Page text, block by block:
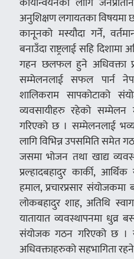
अनुशिक्षण लगायतका
कानूनको मस्यौदा गर्ने,
बनाउँदा राष्ट्रलाई सहि
गहन छलफल हुने अधिवक्ता
सम्मेलनलाई सफल पार्न
शालिकराम सापकोटाको
व्यवसायीहरु रहेको
गरिएको छ । सम्मेलनलाई
लागि विभिन्न उपसमिति समेत
जसमा भोजन तथा खाद्य
प्रल्हादबहादुर कार्की,
हमाल, प्रचारप्रसार
लोकबहादुर शाह, अतिथि
यातायात व्यवस्थापनमा धुव्र
संयोजक गठन गरिएको छ ।
अधिवक्ताहरुको सहभागिता